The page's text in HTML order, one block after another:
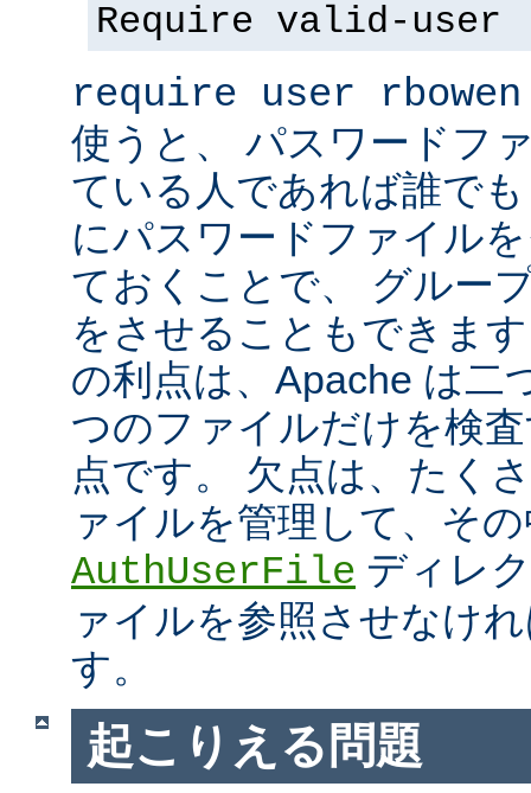
Require valid-user
require user rbowen
使うと、 パスワードフ
ている人であれば誰で
にパスワードファイル
ておくことで、 グルー
をさせることもできま
の利点は、Apache は二
つのファイルだけを検
点です。 欠点は、たく
ァイルを管理して、そ
AuthUserFile ディレ
ァイルを参照させなけ
す。
起こりえる問題